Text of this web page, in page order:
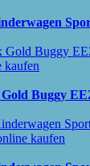
Buggy